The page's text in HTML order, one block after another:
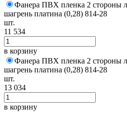
Фанера ПВХ пленка 2 стороны
шагрень платина (0,28) 814-28
шт.
11 534
в корзину
Фанера ПВХ пленка 2 стороны
шагрень платина (0,28) 814-28
шт.
13 034
в корзину